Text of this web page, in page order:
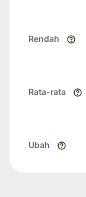
Rendah
Rata-rata
Ubah